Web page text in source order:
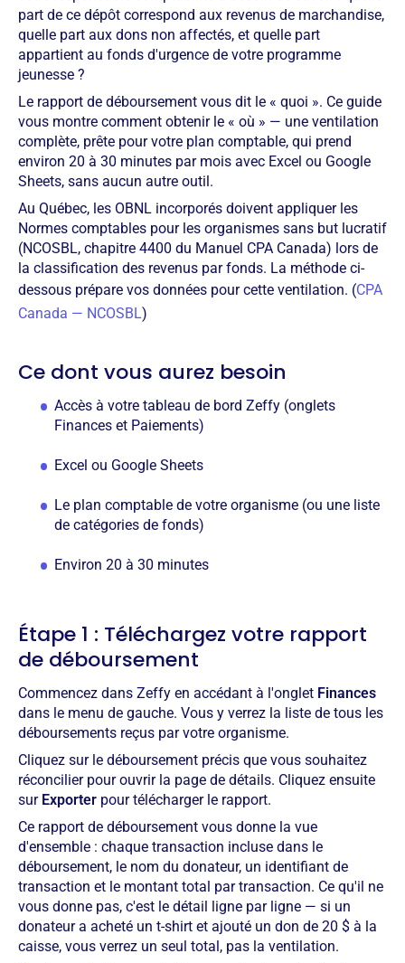
part de ce dépôt correspond aux revenus de marchandise,
quelle part aux dons non affectés, et quelle part
appartient au fonds d'urgence de votre programme
jeunesse ?
Le rapport de déboursement vous dit le « quoi ». Ce guide
vous montre comment obtenir le « où » — une ventilation
complète, prête pour votre plan comptable, qui prend
environ 20 à 30 minutes par mois avec Excel ou Google
Sheets, sans aucun autre outil.
Au Québec, les OBNL incorporés doivent appliquer les
Normes comptables pour les organismes sans but lucratif
(NCOSBL, chapitre 4400 du Manuel CPA Canada) lors de
la classification des revenus par fonds. La méthode ci-
dessous prépare vos données pour cette ventilation. (CPA
Canada — NCOSBL)
Ce dont vous aurez besoin
Accès à votre tableau de bord Zeffy (onglets
Finances et Paiements)
Excel ou Google Sheets
Le plan comptable de votre organisme (ou une liste
de catégories de fonds)
Environ 20 à 30 minutes
Étape 1 : Téléchargez votre rapport
de déboursement
Commencez dans Zeffy en accédant à l'onglet Finances
dans le menu de gauche. Vous y verrez la liste de tous les
déboursements reçus par votre organisme.
Cliquez sur le déboursement précis que vous souhaitez
réconcilier pour ouvrir la page de détails. Cliquez ensuite
sur Exporter pour télécharger le rapport.
Ce rapport de déboursement vous donne la vue
d'ensemble : chaque transaction incluse dans le
déboursement, le nom du donateur, un identifiant de
transaction et le montant total par transaction. Ce qu'il ne
vous donne pas, c'est le détail ligne par ligne — si un
donateur a acheté un t-shirt et ajouté un don de 20 $ à la
caisse, vous verrez un seul total, pas la ventilation.